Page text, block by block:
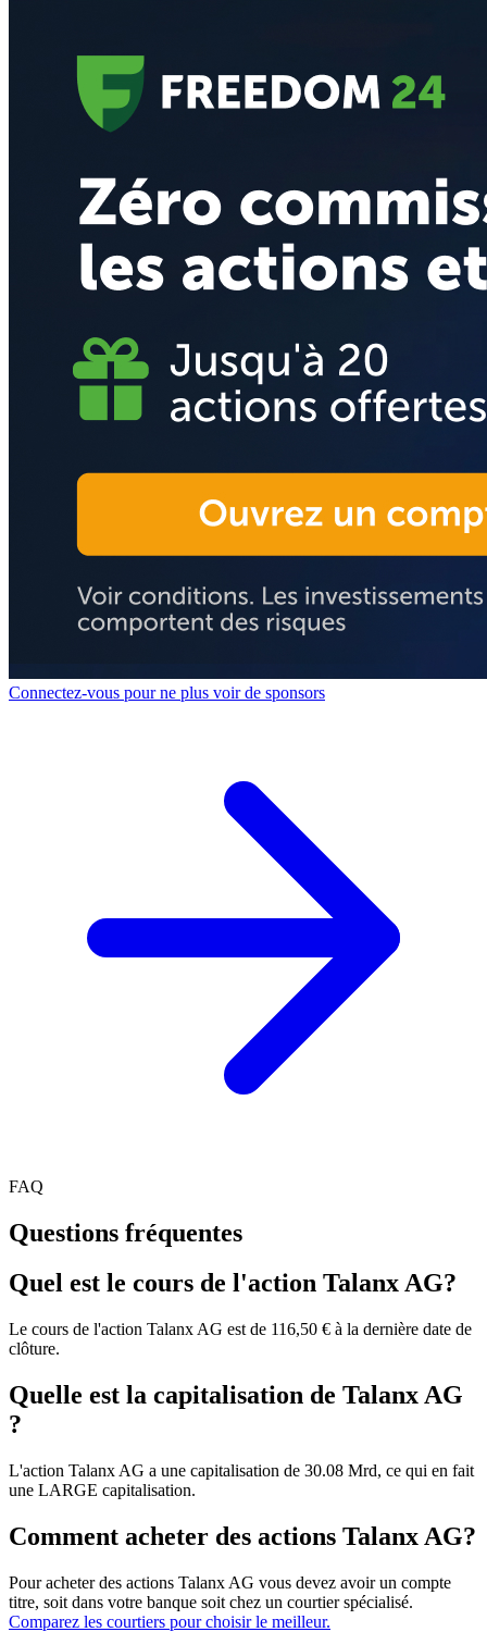
Connectez-vous pour ne plus voir de sponsors
FAQ
Questions fréquentes
Quel est le cours de l'action Talanx AG?
Le cours de l'action Talanx AG est de 116,50 € à la dernière date de
clôture.
Quelle est la capitalisation de Talanx AG
?
L'action Talanx AG a une capitalisation de 30.08 Mrd, ce qui en fait
une LARGE capitalisation.
Comment acheter des actions Talanx AG?
Pour acheter des actions Talanx AG vous devez avoir un compte
titre, soit dans votre banque soit chez un courtier spécialisé.
Comparez les courtiers pour choisir le meilleur.